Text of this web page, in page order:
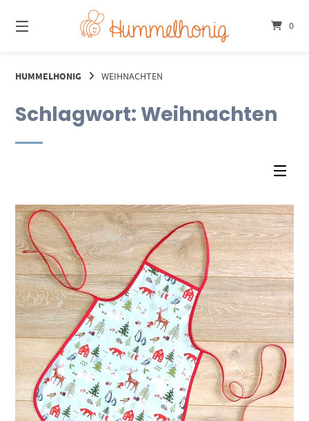
zum
Inhalt
0
HUMMELHONIG WEIHNACHTEN
Schlagwort:Weihnachten